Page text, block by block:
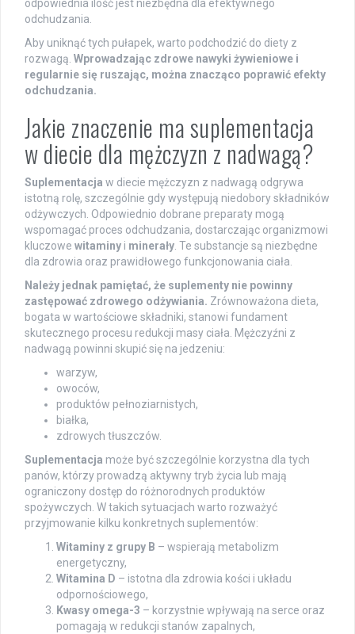
odpowiednia ilość jest niezbędna dla efektywnego
odchudzania.
Aby uniknąć tych pułapek, warto podchodzić do diety z
rozwagą. Wprowadzając zdrowe nawyki żywieniowe i
regularnie się ruszając, można znacząco poprawić efekty
odchudzania.
Jakie znaczenie ma suplementacja
w diecie dla mężczyzn z nadwagą?
Suplementacja w diecie mężczyzn z nadwagą odgrywa
istotną rolę, szczególnie gdy występują niedobory składników
odżywczych. Odpowiednio dobrane preparaty mogą
wspomagać proces odchudzania, dostarczając organizmowi
kluczowe witaminy i minerały. Te substancje są niezbędne
dla zdrowia oraz prawidłowego funkcjonowania ciała.
Należy jednak pamiętać, że suplementy nie powinny
zastępować zdrowego odżywiania. Zrównoważona dieta,
bogata w wartościowe składniki, stanowi fundament
skutecznego procesu redukcji masy ciała. Mężczyźni z
nadwagą powinni skupić się na jedzeniu:
warzyw,
owoców,
produktów pełnoziarnistych,
białka,
zdrowych tłuszczów.
Suplementacja może być szczególnie korzystna dla tych
panów, którzy prowadzą aktywny tryb życia lub mają
ograniczony dostęp do różnorodnych produktów
spożywczych. W takich sytuacjach warto rozważyć
przyjmowanie kilku konkretnych suplementów:
Witaminy z grupy B – wspierają metabolizm
energetyczny,
Witamina D – istotna dla zdrowia kości i układu
odpornościowego,
Kwasy omega-3 – korzystnie wpływają na serce oraz
pomagają w redukcji stanów zapalnych,